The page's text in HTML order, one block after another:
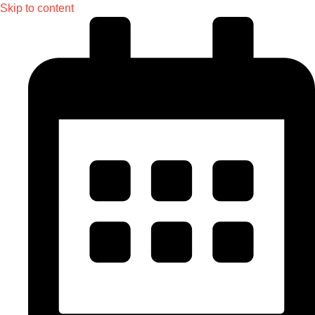
Skip to content